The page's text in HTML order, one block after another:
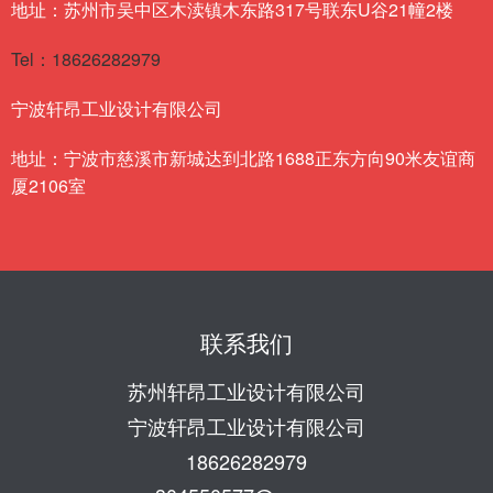
地址：苏州市吴中区木渎镇木东路317号联东U谷21幢2楼
Tel：18626282979
宁波轩昂工业设计有限公司
地址：宁波市慈溪市新城达到北路1688正东方向90米友谊商
厦2106室
联系我们
苏州轩昂工业设计有限公司
宁波轩昂工业设计有限公司
18626282979